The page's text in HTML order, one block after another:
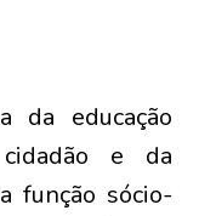
da educação
e da
função sócio-